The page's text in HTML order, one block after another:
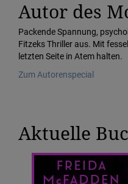
Autor des
Packende Spannung,
Fitzeks Thriller aus. Mit
letzten Seite in Atem halten.
Zum Autorenspecial
Aktuelle